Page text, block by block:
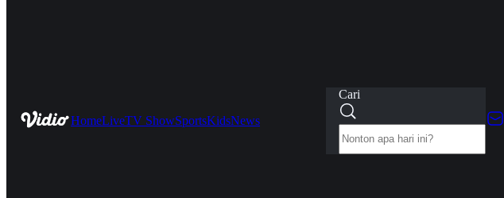
HomeLiveTV ShowSportsKidsNews
Cari